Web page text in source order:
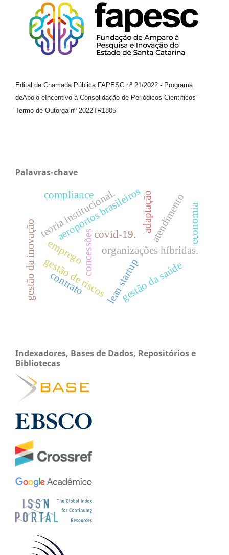
Edital de Chamada Pública FAPESC nº 21/2022 - Programa
deApoio e Incentivo à Consolidação de Periódicos Científicos-
Termo de Outorga nº 2022TR1805
Palavras-chave
covid-19.
concessões
aeroportos brasileiros
organizações híbridas.
teoria institucional.
gestão de riscos
compliance
lean startup
gestão da inovação
adaptação
gestão da saúde
atendimentoeconomia
emprego
contrato
Indexadores, Bases de Dados, Repositórios e
Bibliotecas